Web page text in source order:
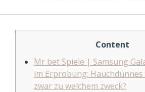
Content
Mr bet Spiele | Samsung
im Erprobung:
zwar zu welchem zweck?